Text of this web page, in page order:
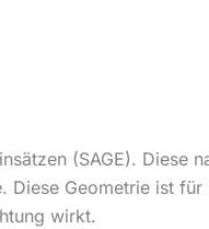
(SAGE). Diese
Diese Geometrie ist
wirkt.